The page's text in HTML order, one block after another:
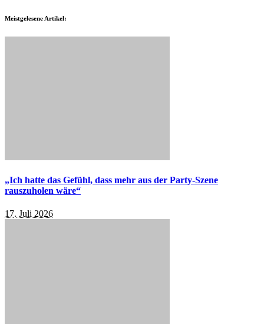
Meistgelesene Artikel:
„Ich hatte das Gefühl, dass mehr aus der Party-Szene
rauszuholen wäre“
17. Juli 2026